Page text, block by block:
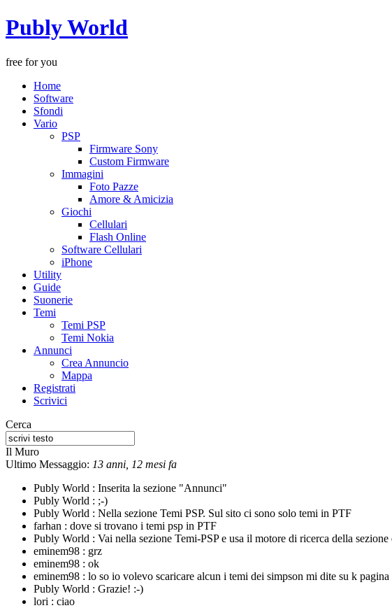
Publy World
free for you
Home
Software
Sfondi
Vario
PSP
Firmware Sony
Custom Firmware
Immagini
Foto Pazze
Amore & Amicizia
Giochi
Cellulari
Flash Online
Software Cellulari
iPhone
Utility
Guide
Suonerie
Temi
Temi PSP
Temi Nokia
Annunci
Crea Annuncio
Mappa
Registrati
Scrivici
Cerca
Il Muro
Ultimo Messaggio: 13 anni, 12 mesi fa
Publy World : Inserita la sezione "Annunci"
Publy World : ;-)
Publy World : Nella sezione Temi PSP. Sul sito ci sono solo temi in PTF
farhan : dove si trovano i temi psp in PTF
Publy World : Vai nella sezione Temi-PSP e usa il motore di ricerca della
eminem98 : grz
eminem98 : ok
eminem98 : lo so io volevo scaricare alcun i temi dei simpson mi dite su k
Publy World : Grazie! :-)
lori : ciao